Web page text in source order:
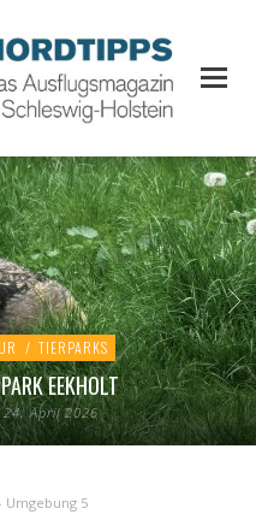
/ TIERPARKS
EEKHOLT
24. April 2026
Umgebung 5